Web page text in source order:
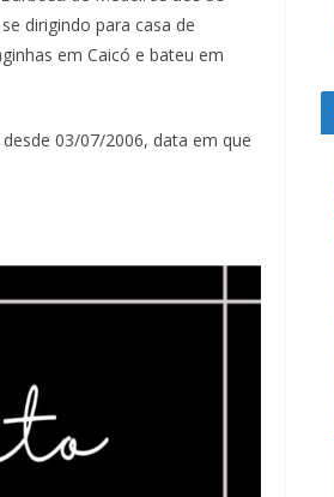
dirigindo para casa de
em Caicó e bateu em
03/07/2006, data em que